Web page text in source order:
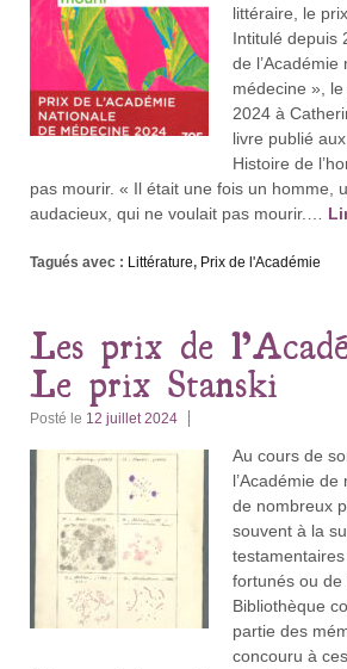
littéraire, le
Intitulé depuis
de l’Académie
médecine »,
2024 à
livre publié
Histoire de
pas mourir. « Il était une fois un homme,
audacieux, qui ne voulait pas mourir.…
Tagués avec : Littérature, Prix de l'Académie
Les prix de
Le prix Stanski
Posté le 12 juillet 2024
Au cours de
l’Académie
de nombreux
souvent à la
fortunés ou de
Bibliothèque
partie des
concouru à